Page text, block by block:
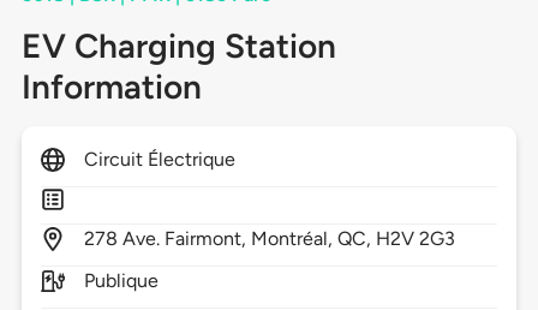
EV Charging Station
Information
Circuit Électrique
278 Ave. Fairmont, Montréal,QC, H2V 2G3
Publique